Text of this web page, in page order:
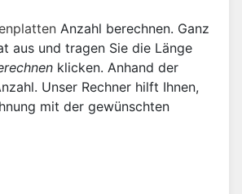
Anzahl berechnen. Ganz
aus und tragen Sie die Länge
klicken. Anhand der
Unser Rechner hilft Ihnen,
mit der gewünschten